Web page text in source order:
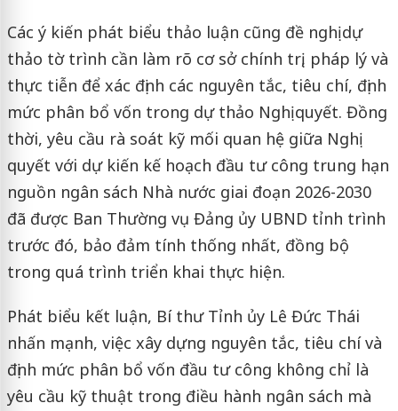
Các ý kiến phát biểu thảo luận cũng đề nghị dự
thảo tờ trình cần làm rõ cơ sở chính trị, pháp lý và
thực tiễn để xác định các nguyên tắc, tiêu chí, định
mức phân bổ vốn trong dự thảo Nghị quyết. Đồng
thời, yêu cầu rà soát kỹ mối quan hệ giữa Nghị
quyết với dự kiến kế hoạch đầu tư công trung hạn
nguồn ngân sách Nhà nước giai đoạn 2026-2030
đã được Ban Thường vụ Đảng ủy UBND tỉnh trình
trước đó, bảo đảm tính thống nhất, đồng bộ
trong quá trình triển khai thực hiện.
Phát biểu kết luận, Bí thư Tỉnh ủy Lê Đức Thái
nhấn mạnh, việc xây dựng nguyên tắc, tiêu chí và
định mức phân bổ vốn đầu tư công không chỉ là
yêu cầu kỹ thuật trong điều hành ngân sách mà